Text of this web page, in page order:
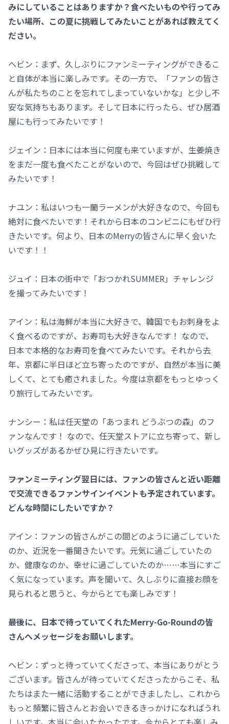
みにしていることはありますか？食べたいものや行ってみ
たい場所、この夏に挑戦してみたいことがあれば教えてく
ださい。
ヘビン：まず、久しぶりにファンミーティングができるこ
と自体が本当に楽しみです。その一方で、「ファンの皆さ
んが私たちのことを忘れてしまっていないかな」と少し不
安な気持ちもあります。そして日本に行ったら、ぜひ居酒
屋にも行ってみたいです！
ジェイン：日本には本当に何度も来ていますが、生姜焼き
をまだ一度も食べたことがないので、今回はぜひ挑戦して
みたいです！
ナユン：私はいつも一蘭ラーメンが大好きなので、今回も
絶対に食べたいです！それから日本のコンビニにもぜひ行
きたいです。何より、日本のMerryの皆さんに早く会いた
いです！！
ジュイ：日本の街中で「おつかれSUMMER」チャレンジ
を撮ってみたいです！
アイン：私は海鮮が本当に大好きで、韓国でもお刺身をよ
く食べるのですが、お寿司も大好きなんです！ なので、
日本で本格的なお寿司を食べてみたいです。それから去
年、京都に半日ほど立ち寄ったのですが、自然が本当に美
しくて、とても癒されました。今度は京都をもっとゆっく
り旅行してみたいです。
ナンシー：私は任天堂の「あつまれ どうぶつの森」のフ
ァンなんです！ なので、任天堂ストアに立ち寄って、新し
いグッズがあるかぜひ見に行きたいです。
――ファンミーティング翌日には、ファンの皆さんと近い距離
で交流できるファンサインイベントも予定されています。
どんな時間にしたいですか？
アイン：ファンの皆さんがこの間どのように過ごしていた
のか、近況を一番聞きたいです。元気に過ごしていたの
か、健康なのか、幸せに過ごしていたのか……本当にすご
く気になっています。声を聞いて、久しぶりに直接お顔を
見られると思うと、今からとても楽しみです！
――最後に、日本で待っていてくれたMerry-Go-Roundの皆
さんへメッセージをお願いします。
ヘビン：ずっと待っていてくださって、本当にありがとう
ございます。皆さんが待っていてくださったからこそ、私
たちはまた一緒に活動することができましたし、これから
もっと頻繁に皆さんとお会いできるきっかけになればうれ